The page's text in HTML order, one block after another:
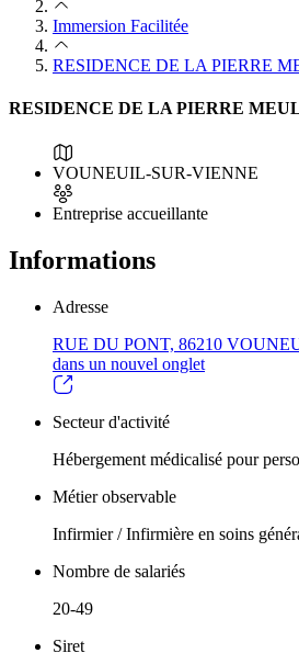
Immersion Facilitée
RESIDENCE DE LA PIERRE
RESIDENCE DE LA PIERRE
VOUNEUIL-SUR-VIENNE
Entreprise accueillante
Informations
Adresse
RUE DU PONT, 86210
dans un nouvel onglet
Secteur d'activité
Hébergement médicalisé pour
Métier observable
Infirmier / Infirmière en soins
Nombre de salariés
20-49
Siret